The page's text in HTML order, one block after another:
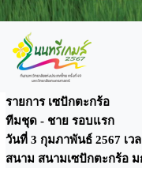
รายการ เซปักตะกร้อ
ทีมชุด - ชาย รอบแรก
วันที่ 3 กุมภาพันธ์ 2567 เว
สนาม สนามเซปักตะกร้อ ม